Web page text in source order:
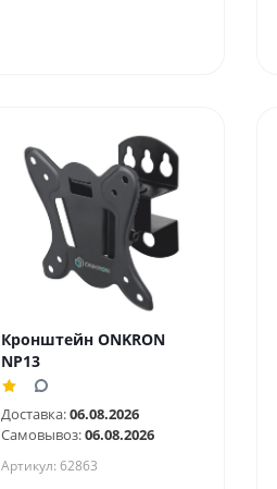
Кронштейн ONKRON
NP13
Доставка:06.08.2026
Самовывоз:06.08.2026
Артикул: 62863